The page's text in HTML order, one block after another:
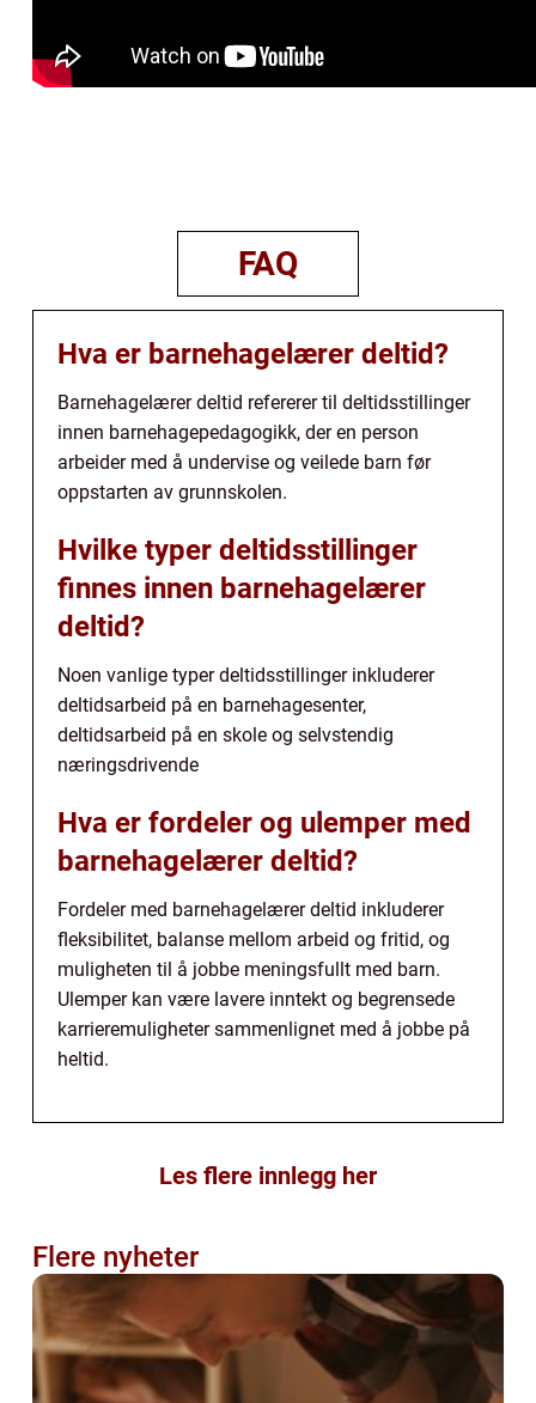
FAQ
Hva er barnehagelærer deltid?
Barnehagelærer deltid refererer til deltidsstillinger
innen barnehagepedagogikk, der en person
arbeider med å undervise og veilede barn før
oppstarten av grunnskolen.
Hvilke typer deltidsstillinger
finnes innen barnehagelærer
deltid?
Noen vanlige typer deltidsstillinger inkluderer
deltidsarbeid på en barnehagesenter,
deltidsarbeid på en skole og selvstendig
næringsdrivende
Hva er fordeler og ulemper med
barnehagelærer deltid?
Fordeler med barnehagelærer deltid inkluderer
fleksibilitet, balanse mellom arbeid og fritid, og
muligheten til å jobbe meningsfullt med barn.
Ulemper kan være lavere inntekt og begrensede
karrieremuligheter sammenlignet med å jobbe på
heltid.
Les flere innlegg her
Flere nyheter